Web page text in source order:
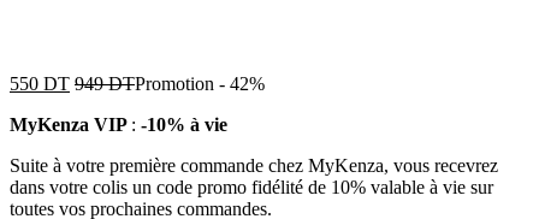
550 DT 949DTPromotion - 42%
MyKenza VIP : -10% à vie
Suite à votre première commande chez MyKenza, vous recevrez
dans votre colis un code promo fidélité de 10% valable à vie sur
toutes vos prochaines commandes.